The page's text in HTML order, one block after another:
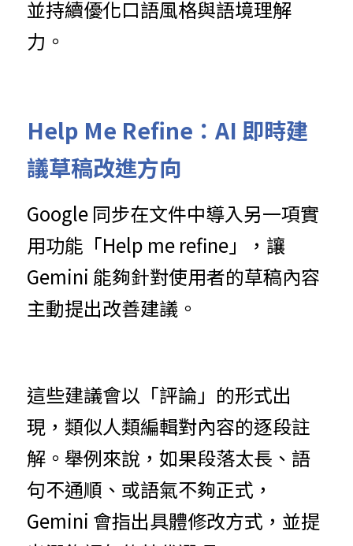
並持續優化口語風格與語境理解
力。
Help Me Refine：AI 即時建
議草稿改進方向
Google 同步在文件中導入另一項實
用功能「Help me refine」，讓
Gemini 能夠針對使用者的草稿內容
主動提出改善建議。
這些建議會以「評論」的形式出
現，類似人類編輯對內容的逐段註
解。舉例來說，如果段落太長、語
句不通順、或語氣不夠正式，
Gemini 會指出具體修改方式，並提